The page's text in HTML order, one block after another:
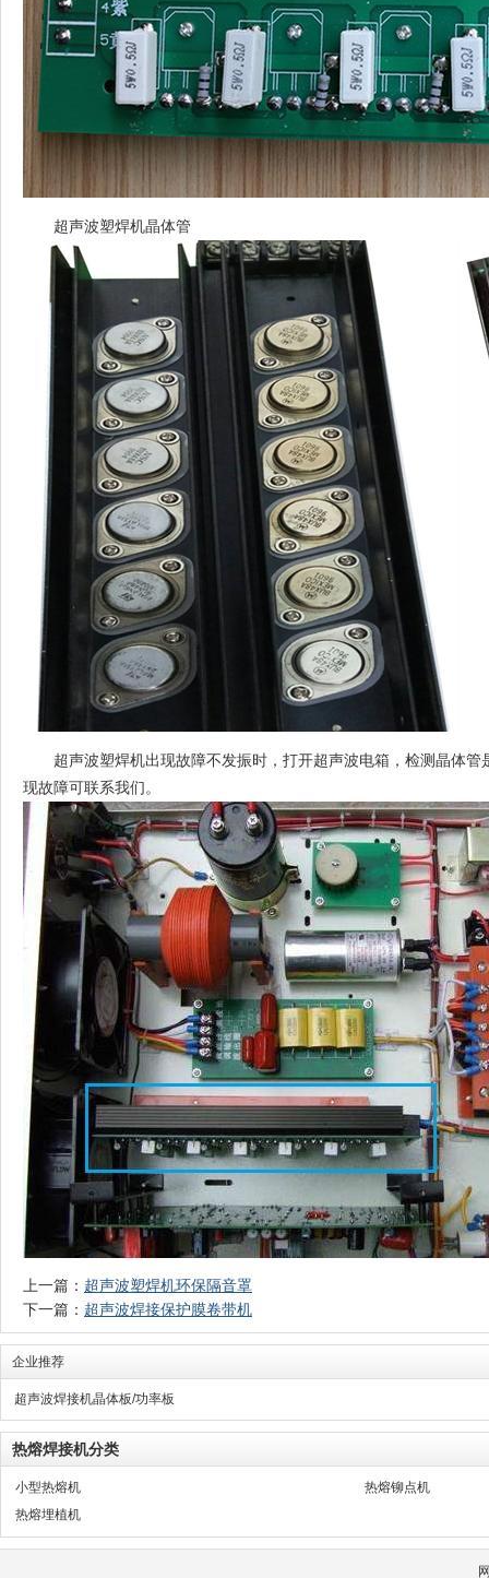
超声波塑焊机晶体管
超声波塑焊机出现故障不发振时，打开超声波电箱，检测晶体
现故障可联系我们。
上一篇： 超声波塑焊机环保隔音罩
下一篇： 超声波焊接保护膜卷带机
企业推荐
超声波焊接机晶体板/功率板
热熔焊接机分类
小型热熔机
热熔铆点机
热熔埋植机